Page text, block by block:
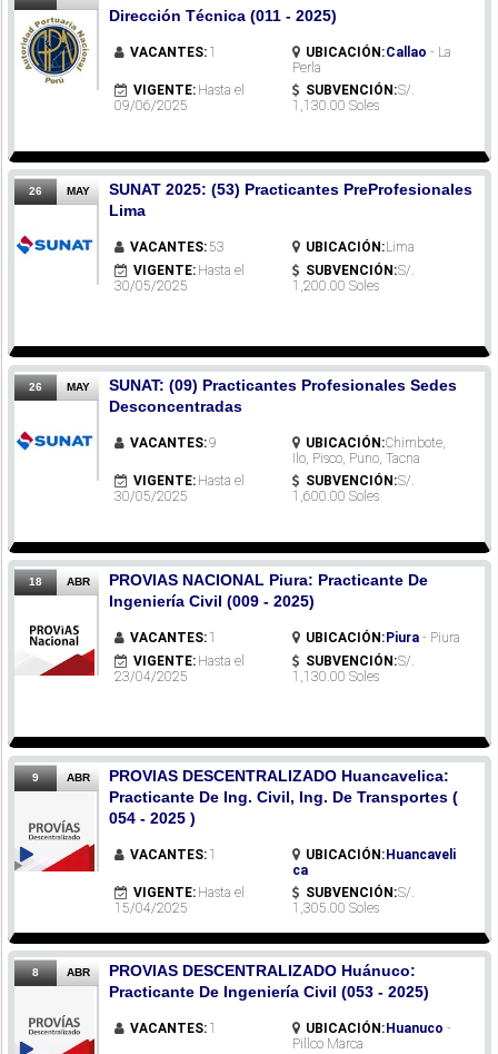
Dirección Técnica (011 - 2025)
VACANTES: 1 UBICACIÓN:Callao - La
Perla
VIGENTE: Hasta el
09/06/2025
SUBVENCIÓN:S/.
1,130.00 Soles
26 MAY
SUNAT 2025: (53) Practicantes PreProfesionales
Lima
VACANTES:53 UBICACIÓN:Lima
VIGENTE: Hasta el
30/05/2025
SUBVENCIÓN:S/.
1,200.00 Soles
26 MAY
SUNAT: (09) Practicantes Profesionales Sedes
Desconcentradas
VACANTES:9 UBICACIÓN:Chimbote,
Ilo, Pisco, Puno, Tacna
VIGENTE: Hasta el
30/05/2025
SUBVENCIÓN:S/.
1,600.00 Soles
18 ABR
PROVIAS NACIONAL Piura: Practicante De
Ingeniería Civil (009 - 2025)
VACANTES: 1 UBICACIÓN: Piura - Piura
VIGENTE: Hasta el
23/04/2025
SUBVENCIÓN:S/.
1,130.00 Soles
9 ABR
PROVIAS DESCENTRALIZADO Huancavelica:
Practicante De Ing. Civil, Ing. De Transportes (
054 - 2025 )
VACANTES: 1 UBICACIÓN:Huancaveli
ca
VIGENTE: Hasta el
15/04/2025
SUBVENCIÓN:S/.
1,305.00 Soles
8 ABR
PROVIAS DESCENTRALIZADO Huánuco:
Practicante De Ingeniería Civil (053 - 2025)
VACANTES: 1 UBICACIÓN: Huanuco -
Pillco Marca